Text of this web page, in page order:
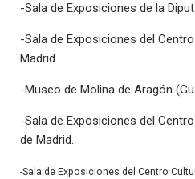
-Sala de Exposiciones de la
-Sala de Exposiciones del
Madrid.
-Museo de Molina de Aragón
-Sala de Exposiciones del
de Madrid.
-Sala de Exposiciones del Centro